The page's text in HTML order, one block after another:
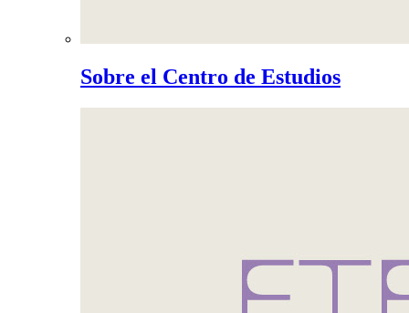
Sobre el Centro de Estudios